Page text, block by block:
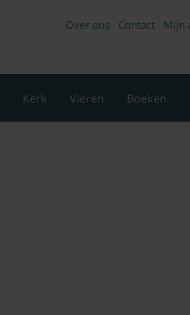
Over ons Contact Mijn
Kerk Vieren Boeken